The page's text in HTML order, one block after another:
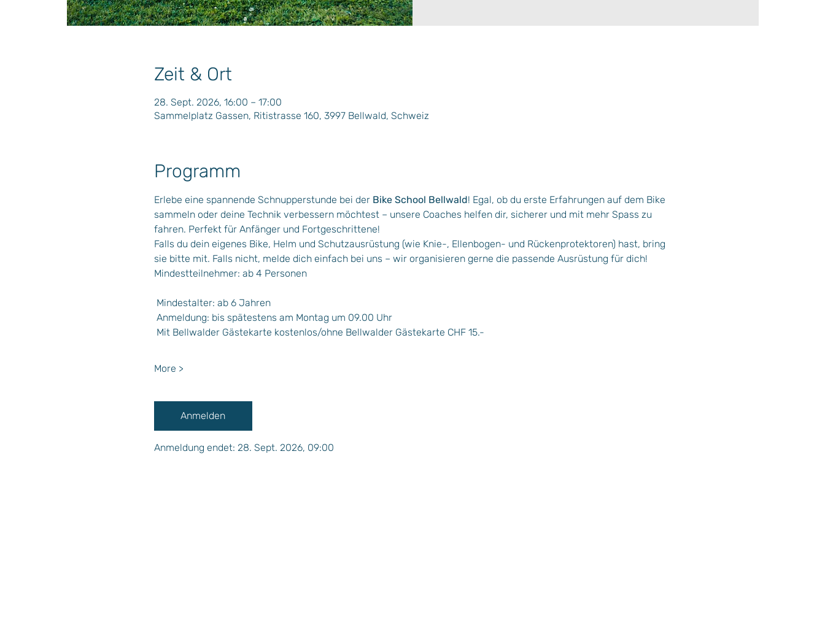
Zeit & Ort
28. Sept. 2026, 16:00 – 17:00
Sammelplatz Gassen, Ritistrasse 160, 3997 Bellwald, Schweiz
Programm
Erlebe eine spannende Schnupperstunde bei der Bike School Bellwald! Egal, ob du erste Erfahrungen auf dem Bike
sammeln oder deine Technik verbessern möchtest – unsere Coaches helfen dir, sicherer und mit mehr Spass zu
fahren. Perfekt für Anfänger und Fortgeschrittene!
Falls du dein eigenes Bike, Helm und Schutzausrüstung (wie Knie-, Ellenbogen- und Rückenprotektoren) hast, bring
sie bitte mit. Falls nicht, melde dich einfach bei uns – wir organisieren gerne die passende Ausrüstung für dich!
Mindestteilnehmer: ab 4 Personen
Mindestalter: ab 6 Jahren
Anmeldung: bis spätestens am Montag um 09.00 Uhr
Mit Bellwalder Gästekarte kostenlos/ohne Bellwalder Gästekarte CHF 15.-
More >
Anmelden
Anmeldung endet: 28. Sept. 2026, 09:00